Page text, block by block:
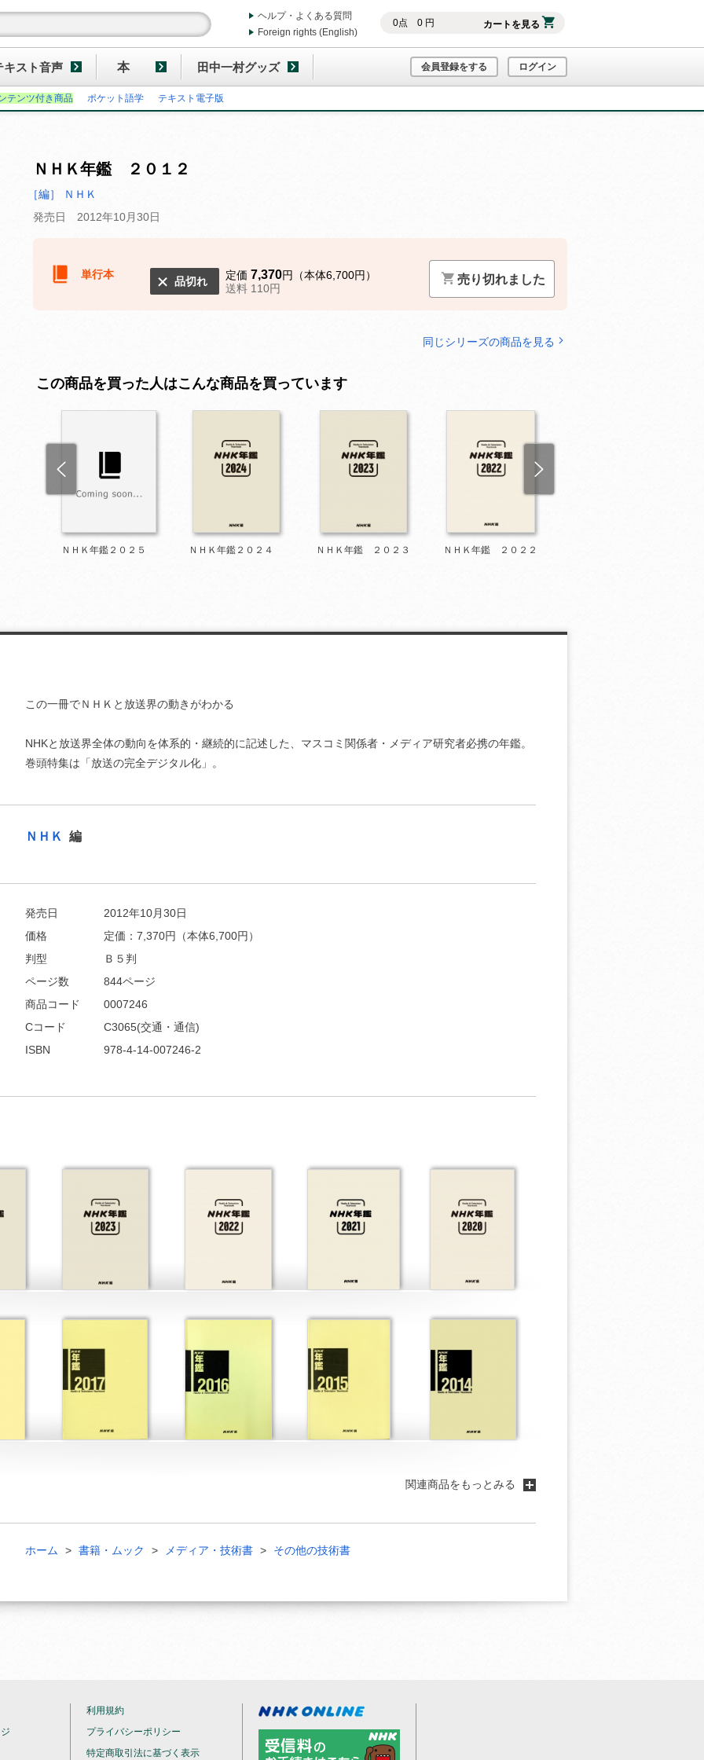
0点 0円 カートを見る
ヘルプ・よくある質問
Foreign rights (English)
キスト音声 本 田中一村グッズ 会員登録をする ログイン
テンツ付き商品 ポケット語学 テキスト電子版
他にも商品を買う
ＮＨＫ年鑑 ２０１２
［編］ ＮＨＫ
発売日 2012年10月30日
単行本
品切れ 定価 7,370円（本体6,700円）
送料 110円
売り切れました
同じシリーズの商品を見る
この商品を買った人はこんな商品を買っています
ＮＨＫ年鑑２０２５ ＮＨＫ年鑑２０２４ ＮＨＫ年鑑 ２０２３ ＮＨＫ年鑑 ２０２２
この一冊でＮＨＫと放送界の動きがわかる
NHKと放送界全体の動向を体系的・継続的に記述した、マスコミ関係者・メディア研究者必携の年鑑。
巻頭特集は「放送の完全デジタル化」。
ＮＨＫ 編
発売日
2012年10月30日
価格
定価： 7,370円（本体6,700円）
判型
Ｂ５判
ページ数
844ページ
商品コード
0007246
Cコード
C3065(交通・通信)
ISBN
978-4-14-007246-2
関連商品をもっとみる
ホーム 書籍・ムック メディア・技術書 その他の技術書
利用規約
プライバシーポリシー
特定商取引法に基づく表示